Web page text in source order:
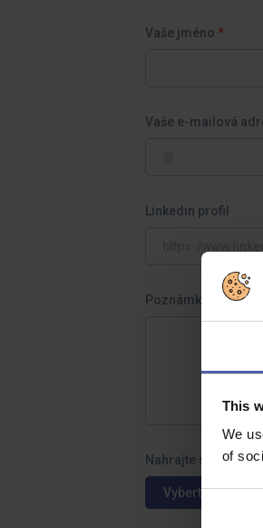
This
We
of
Vaše jméno
Vaše e-mailová
Linkedin profil
Poznámka
Nahrajte své CV a
Vyberte soubory